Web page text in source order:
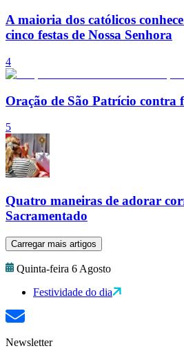
A maioria dos católicos
cinco festas de Nossa Senhora
4
Oração de São Patrício contra
5
Quatro maneiras de adorar
Sacramentado
Carregar mais artigos
Quinta-feira 6 Agosto
Festividade do dia
Newsletter